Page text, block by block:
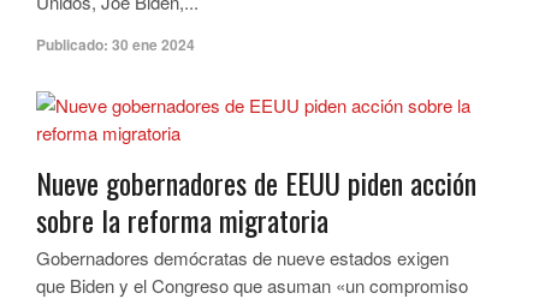
Publicado: 30 ene 2024
Nueve gobernadores de EEUU piden acción
sobre la reforma migratoria
Gobernadores demócratas de nueve estados exigen
que Biden y el Congreso que asuman «un compromiso